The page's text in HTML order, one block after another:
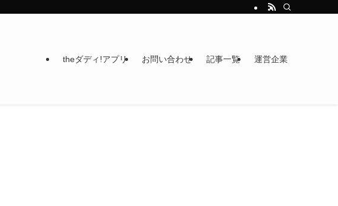
theダディ!アプリ お問い合わせ 記事一覧 運営企業